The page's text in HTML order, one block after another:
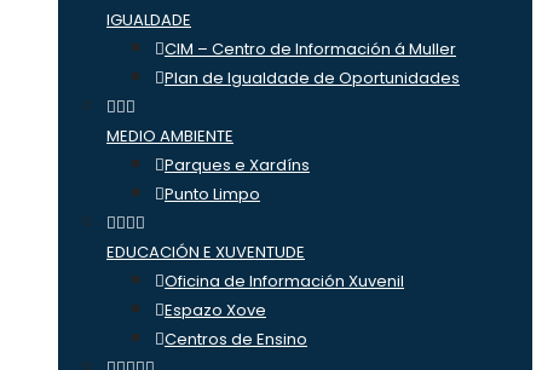
IGUALDADE
CIM – Centro de Información á Muller
Plan de Igualdade de Oportunidades
MEDIO AMBIENTE
Parques e Xardíns
Punto Limpo
EDUCACIÓN E XUVENTUDE
Oficina de Información Xuvenil
Espazo Xove
Centros de Ensino